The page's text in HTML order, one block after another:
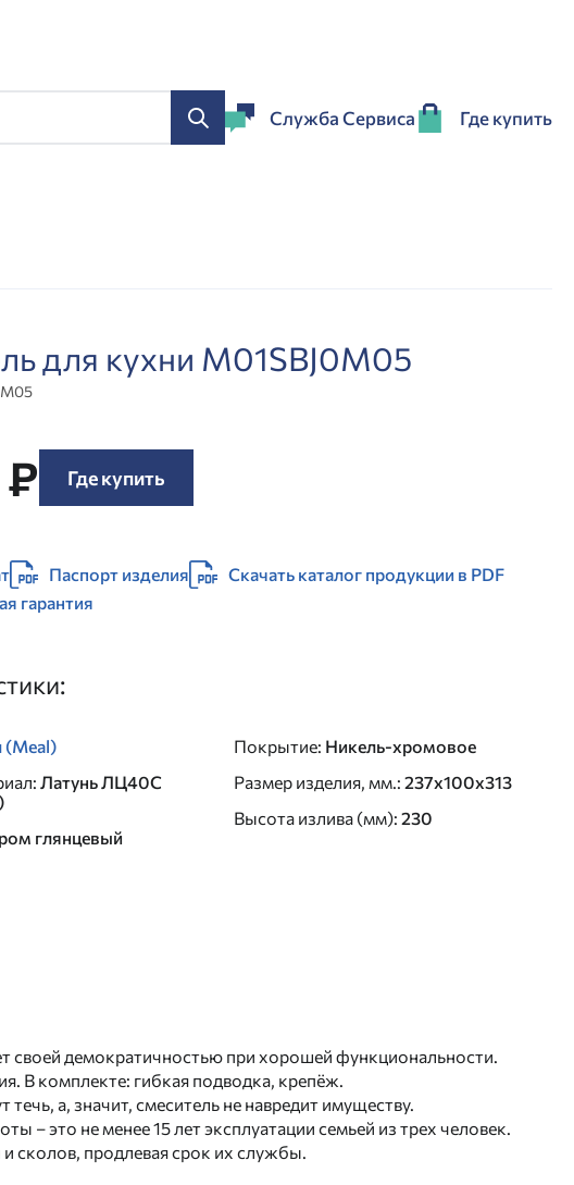
Служба Сервиса Где купить
для кухни M01SBJ0M05
Где купить
Паспорт изделия
Скачать каталог продукции в PDF
гарантия
: Латунь ЛЦ40C
глянцевый
Покрытие: Никель-хромовое
Размер изделия, мм.: 237x100x313
Высота излива (мм): 230
своей демократичностью при хорошей функциональности.
В комплекте: гибкая подводка, крепёж.
а, значит, смеситель не навредит имуществу.
– это не менее 15 лет эксплуатации семьей из трех человек.
сколов, продлевая срок их службы.